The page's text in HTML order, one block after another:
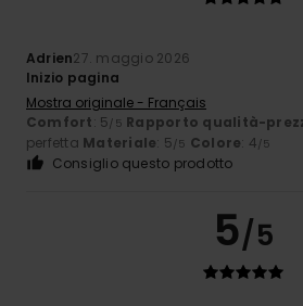
Adrien27. maggio 2026
Inizio pagina
Mostra originale - Français
Comfort: 5/5 Rapporto qualità-
perfetta Materiale: 5/5 Colore: 4/5
Consiglio questo prodotto
5/5